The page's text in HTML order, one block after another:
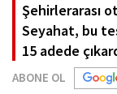
Şehirlerarası
Seyahat, bu
15 adede
ABONE OL